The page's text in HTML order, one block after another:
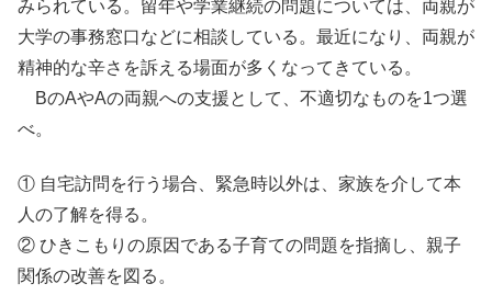
みられている。留年や学業継続の問題については、両親が
大学の事務窓口などに相談している。最近になり、両親が
精神的な辛さを訴える場面が多くなってきている。
BのAやAの両親への支援として、不適切なものを1つ選
べ。
① 自宅訪問を行う場合、緊急時以外は、家族を介して本
人の了解を得る。
② ひきこもりの原因である子育ての問題を指摘し、親子
関係の改善を図る。